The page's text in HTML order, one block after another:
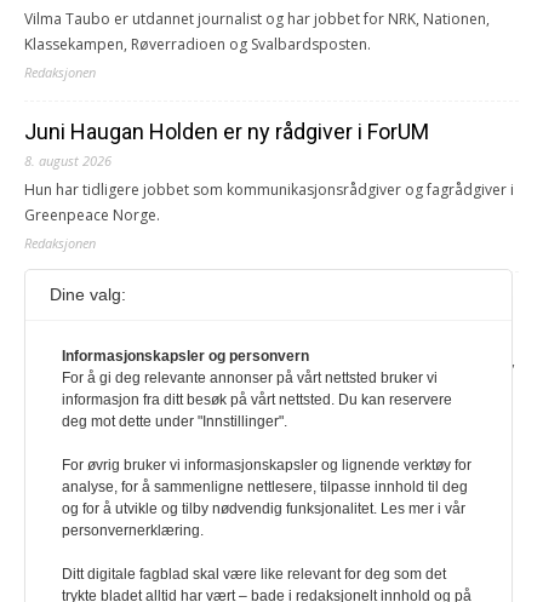
Vilma Taubo er utdannet journalist og har jobbet for NRK, Nationen,
Klassekampen, Røverradioen og Svalbardsposten.
Redaksjonen
Juni Haugan Holden er ny rådgiver i ForUM
8. august 2026
Hun har tidligere jobbet som kommunikasjonsrådgiver og fagrådgiver i
Greenpeace Norge.
Redaksjonen
Journalist fra Vietnam idømt 7 års fengsel
Kommunistpartiet i Vietnam har total kontroll over alle offisielle medier,
aviser, TV- og radiokanaler. For å lese denne må du ha abonnement
Logg inn her Ny abonnent? Velg Årsabonnement, Månedsabonnement
og bedrifter.
Redaksjonen
Dine valg:
Informasjonskapsler og personvern
For å gi deg relevante annonser på vårt nettsted bruker vi
informasjon fra ditt besøk på vårt nettsted. Du kan reservere
deg mot dette under "Innstillinger".
For øvrig bruker vi informasjonskapsler og lignende verktøy for
analyse, for å sammenligne nettlesere, tilpasse innhold til deg
og for å utvikle og tilby nødvendig funksjonalitet. Les mer i vår
personvernerklæring.
Ditt digitale fagblad skal være like relevant for deg som det
trykte bladet alltid har vært – bade i redaksjonelt innhold og på